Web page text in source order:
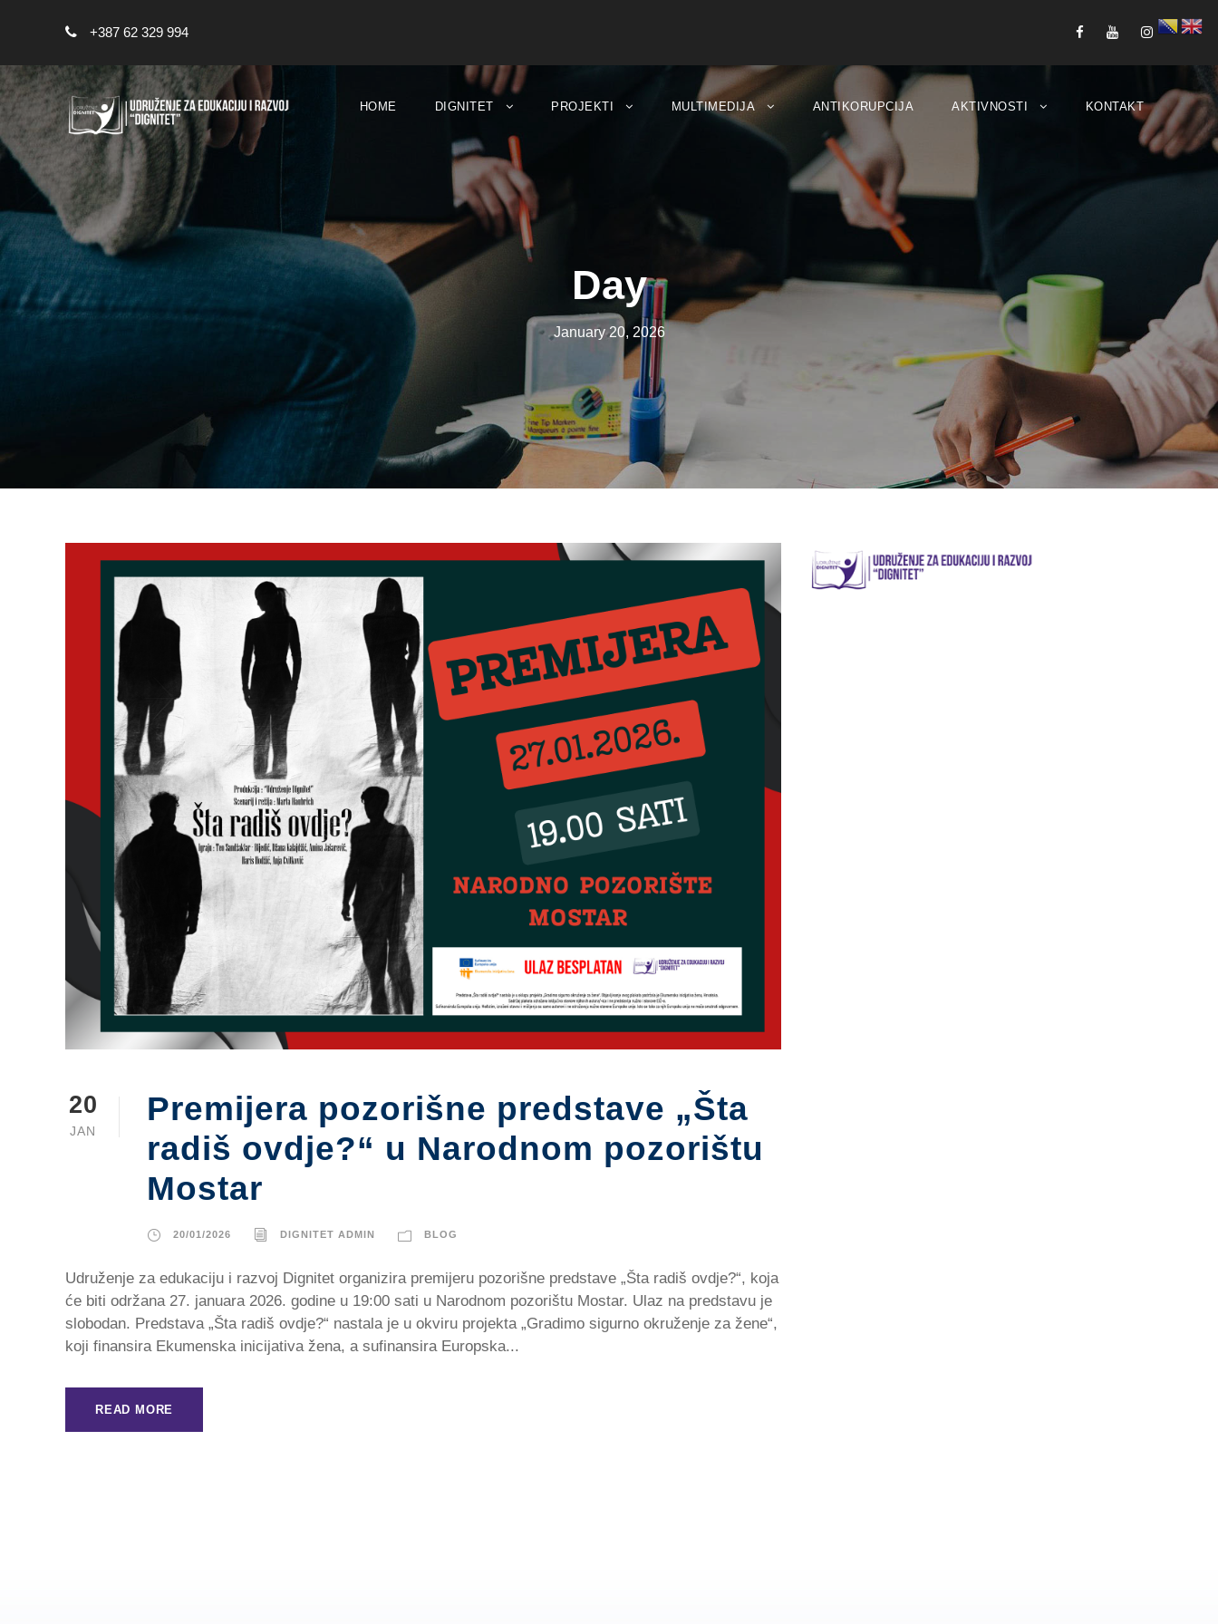
+387 62 329 994
HOME DIGNITET PROJEKTI MULTIMEDIJA ANTIKORUPCIJA AKTIVNOSTI KONTAKT
Day
January 20, 2026
20
JAN
Premijera pozorišne predstave „Šta
radiš ovdje?“ u Narodnom pozorištu
Mostar
20/01/2026 DIGNITET ADMIN BLOG
Udruženje za edukaciju i razvoj Dignitet organizira premijeru pozorišne predstave „Šta radiš ovdje?“, koja
će biti održana 27. januara 2026. godine u 19:00 sati u Narodnom pozorištu Mostar. Ulaz na predstavu je
slobodan. Predstava „Šta radiš ovdje?“ nastala je u okviru projekta „Gradimo sigurno okruženje za žene“,
koji finansira Ekumenska inicijativa žena, a sufinansira Europska...
READ MORE